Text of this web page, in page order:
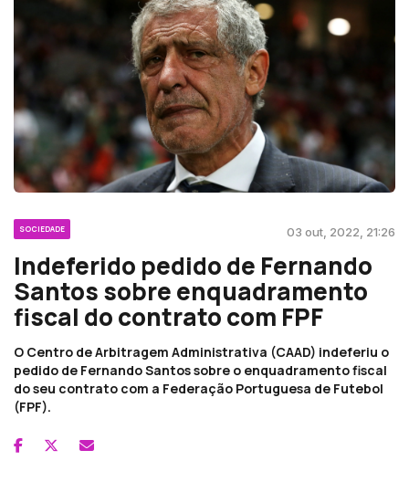
SOCIEDADE 03 out, 2022, 21:26
Indeferido pedido de Fernando
Santos sobre enquadramento
fiscal do contrato com FPF
O Centro de Arbitragem Administrativa (CAAD) indeferiu o
pedido de Fernando Santos sobre o enquadramento fiscal
do seu contrato com a Federação Portuguesa de Futebol
(FPF).